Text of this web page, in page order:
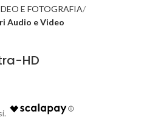
E FOTOGRAFIA
Audio e Video
HD